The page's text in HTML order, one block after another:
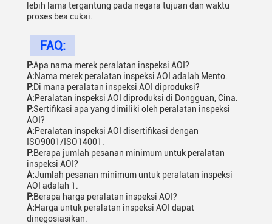
lebih lama tergantung pada negara tujuan dan waktu
proses bea cukai.
FAQ:
P:Apa nama merek peralatan inspeksi AOI?
A:Nama merek peralatan inspeksi AOI adalah Mento.
P:Di mana peralatan inspeksi AOI diproduksi?
A:Peralatan inspeksi AOI diproduksi di Dongguan, Cina.
P:Sertifikasi apa yang dimiliki oleh peralatan inspeksi
AOI?
A:Peralatan inspeksi AOI disertifikasi dengan
ISO9001/ISO14001.
P:Berapa jumlah pesanan minimum untuk peralatan
inspeksi AOI?
A:Jumlah pesanan minimum untuk peralatan inspeksi
AOI adalah 1.
P:Berapa harga peralatan inspeksi AOI?
A:Harga untuk peralatan inspeksi AOI dapat
dinegosiasikan.